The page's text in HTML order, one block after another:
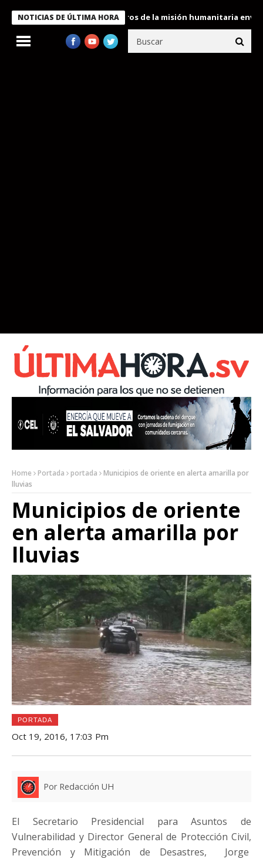
NOTICIAS DE ÚLTIMA HORA
condecora a miembros de la misión humanitaria enviada a
Home Portada portada
Municipios de oriente en alerta amarilla por
lluvias
Municipios de oriente
en alerta amarilla por
lluvias
PORTADA
Oct 19, 2016, 17:03 Pm
Por Redacción UH
El Secretario Presidencial para Asuntos de
Vulnerabilidad y Director General de Protección Civil,
Prevención y Mitigación de Desastres, Jorge